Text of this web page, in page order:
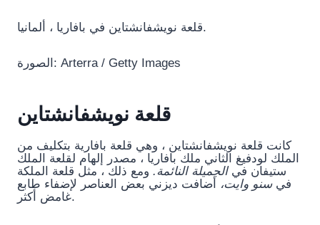
قلعة نويشفانشتاين في بافاريا ، ألمانيا.
الصورة: Arterra / Getty Images
قلعة نويشفانشتاين
كانت قلعة نويشفانشتاين ، وهي قلعة بافارية بتكليف من
الملك لودفيغ الثاني ملك بافاريا ، مصدر إلهام لقلعة الملك
ستيفان فيالجميلة النائمة. ومع ذلك ، مثل قلعة الملكة
فيسنو وايت،
أضافت ديزني بعض العناصر لإضفاء طابع
غامض أكثر.